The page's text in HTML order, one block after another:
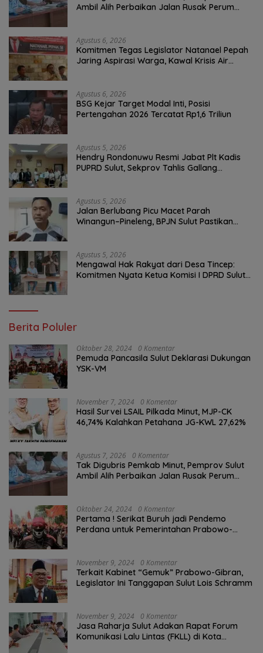
Ambil Alih Perbaikan Jalan Rusak Perum
Agustus 6, 2026
Komitmen Tegas Legislator Natanael Pepah
Jaring Aspirasi Warga, Kawal Krisis Air
Agustus 6, 2026
BSG Kejar Target Modal Inti, Posisi
Pertengahan 2026 Tercatat Rp1,6 Triliun
Agustus 5, 2026
Hendry Rondonuwu Resmi Jabat Plt Kadis
PUPRD Sulut, Sekprov Tahlis Gallang
Agustus 5, 2026
Jalan Berlubang Picu Macet Parah
Winangun–Pineleng, BPJN Sulut Pastikan
Agustus 5, 2026
Mengawal Hak Rakyat dari Desa Tincep:
Komitmen Nyata Ketua Komisi I DPRD Sulut
Berita Poluler
Oktober 28, 2024 0 Komentar
Pemuda Pancasila Sulut Deklarasi Dukungan
YSK-VM
November 7, 2024 0 Komentar
Hasil Survei LSAIL Pilkada Minut, MJP-CK
46,74% Kalahkan Petahana JG-KWL 27,62%
Agustus 7, 2026 0 Komentar
Tak Digubris Pemkab Minut, Pemprov Sulut
Ambil Alih Perbaikan Jalan Rusak Perum
Oktober 24, 2024 0 Komentar
Pertama ! Serikat Buruh jadi Pendemo
Perdana untuk Pemerintahan Prabowo-
November 9, 2024 0 Komentar
Terkait Kabinet “Gemuk” Prabowo-Gibran,
Legislator Ini Tanggapan Sulut Lois Schramm
November 9, 2024 0 Komentar
Jasa Raharja Sulut Adakan Rapat Forum
Komunikasi Lalu Lintas (FKLL) di Kota